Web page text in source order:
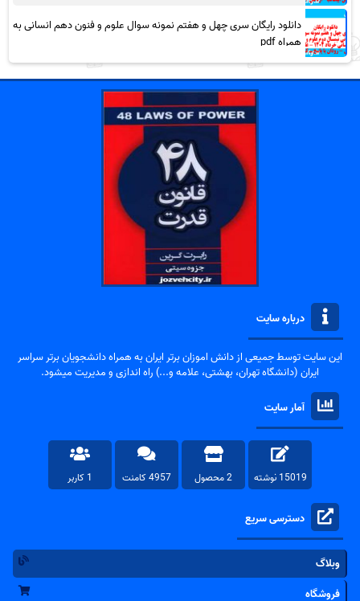
دانلود رایگان سری چهل و هفتم نمونه سوال علوم و فنون دهم انسانی به
همراه pdf
درباره سایت
این سایت توسط جمیعی از دانش اموزان برتر ایران به همراه دانشجویان برتر سراسر
ایران (دانشگاه تهران، بهشتی، علامه و...) راه اندازی و مدیریت میشود.
آمار سایت
15019 نوشته 2 محصول 4957 کامنت 1 کاربر
دسترسی سریع
وبلاگ
فروشگاه